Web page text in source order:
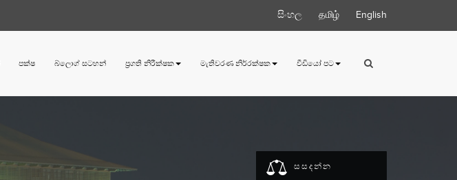
සිංහල தமிழ் English
පක්ෂ බ්ලොග් සටහන් ප්‍රගති නිරීක්ෂක මැතිවරණ නිර්‍රක්ෂක වීඩියෝ පට
සසදන්න